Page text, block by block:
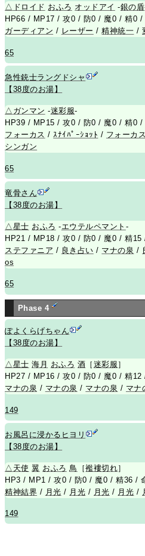
△ ドロイド おふろ オッドアイ -銀の盾
HP66 / MP17 / 攻0 / 防0 / 魔0 / 精0
ガーディアン / レーザー /精神統一 /
65
急性銃士ラングドシャ
【38度のお湯】
△ ガンマン -迷彩服-
HP39 / MP15 / 攻0 / 防0 / 魔0 / 精0
フォーカス /ｽﾅｲﾊﾟｰｼｮｯﾄ / フォーカス
シンガン
65
竜骨さん
【38度のお湯】
△星士 おふろ -エウテルペマント -
HP21 / MP18 / 攻0 / 防0 / 魔0 / 精
ステファニア / 良き占い / マナの泉 /
os
65
Phase 4
ぽよくらげちゃん
【38度のお湯】
△星士 海月 おふろ 酒 ［ 迷彩服 ］
HP27 / MP16 / 攻0 / 防0 / 魔0 / 精
マナの泉 / マナの泉 / マナの泉 / マナ
149
お風呂に浸かるヒヨリ
【38度のお湯】
△ 天使 翼 おふろ 鳥 ［襤褸切れ］
HP3 / MP1 / 攻0 / 防0 / 魔0 / 精36 /
精神結界 / 月光 / 月光 / 月光 / 月光 /
149